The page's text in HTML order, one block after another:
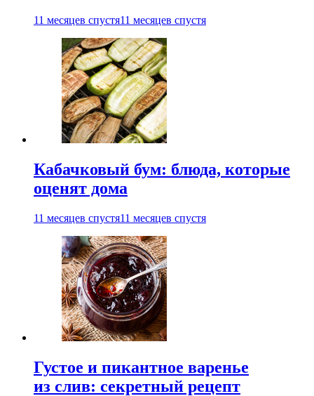
11 месяцев спустя11 месяцев спустя
Кабачковый бум: блюда, которые
оценят дома
11 месяцев спустя11 месяцев спустя
Густое и пикантное варенье
из слив: секретный рецепт